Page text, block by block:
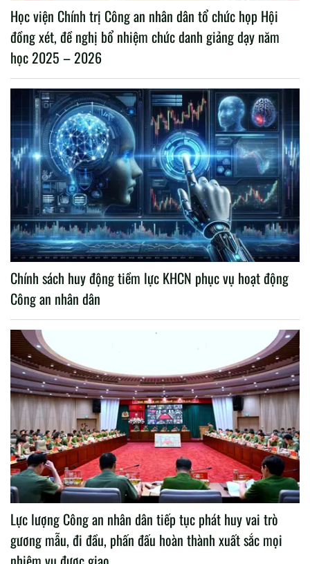
Học viện Chính trị Công an nhân dân tổ chức họp Hội
đồng xét, đề nghị bổ nhiệm chức danh giảng dạy năm
học 2025 – 2026
Chính sách huy động tiềm lực KHCN phục vụ hoạt động
Công an nhân dân
Lực lượng Công an nhân dân tiếp tục phát huy vai trò
gương mẫu, đi đầu, phấn đấu hoàn thành xuất sắc mọi